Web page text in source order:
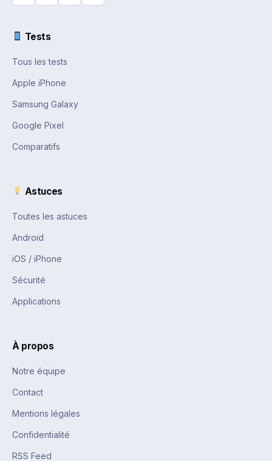
Tests
Tous les tests
Apple iPhone
Samsung Galaxy
Google Pixel
Comparatifs
Astuces
Toutes les astuces
Android
iOS / iPhone
Sécurité
Applications
À propos
Notre équipe
Contact
Mentions légales
Confidentialité
RSS Feed